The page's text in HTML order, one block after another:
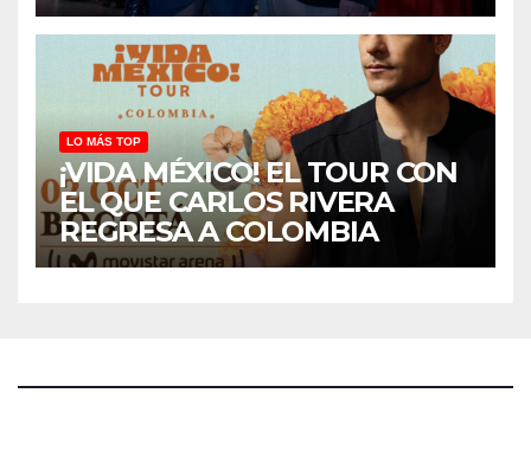
LO MÁS TOP
¡VIDA MÉXICO! EL TOUR CON
EL QUE CARLOS RIVERA
REGRESA A COLOMBIA